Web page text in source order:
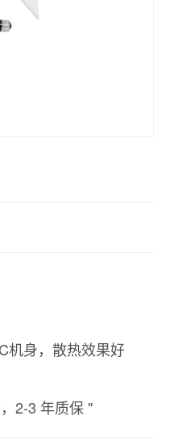
机身，散热效果好
2-3 年质保 "